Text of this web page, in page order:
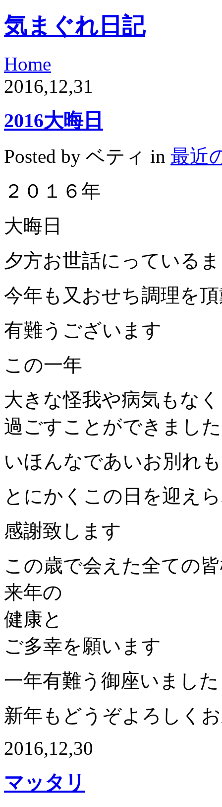
気まぐれ日記
Home
2016,12,31
2016大晦日
Posted by ベティ in 最近
２０１６年
大晦日
夕方お世話にっている
今年も又おせち調理を
有難うございます
この一年
大きな怪我や病気もなく
過ごすことができました
いほんなであいお別れ
とにかくこの日を迎え
感謝致します
この歳で会えた全ての
来年の
健康と
ご多幸を願います
一年有難う御座いました
新年もどうぞよろしく
2016,12,30
マッタリ